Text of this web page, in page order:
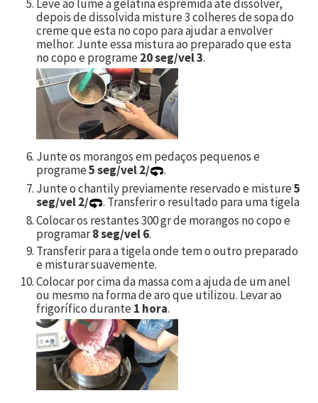
Leve ao lume a gelatina espremida ate dissolver,
depois de dissolvida misture 3 colheres de sopa do
creme que esta no copo para ajudar a envolver
melhor. Junte essa mistura ao preparado que esta
no copo e programe20 seg/vel 3.
Junte os morangos em pedaços pequenos e
programe5 seg/vel 2/
.
Junte o chantily previamente reservado e misture5
seg/vel 2/
. Transferir o resultado para uma tigela
Colocar os restantes300gr de morangos no copo e
programar8 seg/vel 6.
Transferir para a tigela onde tem o outro preparado
e misturar suavemente.
Colocar por cima da massa com a ajuda de um anel
ou mesmo na forma de aro que utilizou. Levar ao
frigorífico durante1 hora.